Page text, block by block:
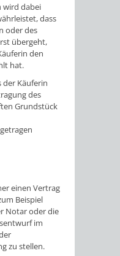
wird dabei
dass
oder des
übergeht,
den
hat.
der Käuferin
des
Grundstück
einen Vertrag
Beispiel
Notar oder die
im
zu stellen.